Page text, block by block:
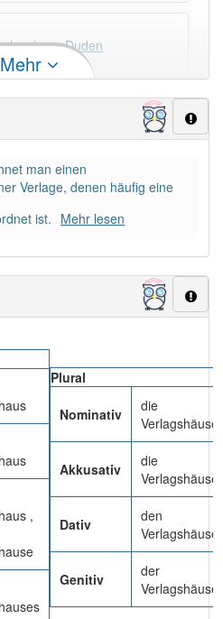
Duden
aber mit einem
haben den Artikel
Mehr
man einen
Verlage, denen häufig eine
ist. Mehr lesen
,
Plural
Nominativ
die
Verlagshäuser
Akkusativ
die
Verlagshäuser
Dativ
den
Genitiv
der
Verlagshäuser